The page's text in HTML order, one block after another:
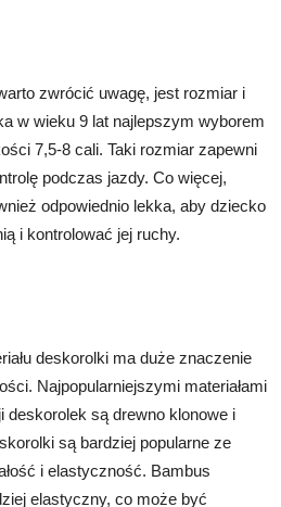
zwrócić uwagę, jest rozmiar i
w wieku 9 lat najlepszym wyborem
7,5-8 cali. Taki rozmiar zapewni
podczas jazdy. Co więcej,
odpowiednio lekka, aby dziecko
i kontrolować jej ruchy.
deskorolki ma duże znaczenie
Najpopularniejszymi materiałami
są drewno klonowe i
są bardziej popularne ze
i elastyczność. Bambus
elastyczny, co może być